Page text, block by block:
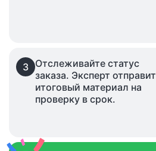
3 Отслеживайте статус
заказа. Эксперт отправит
итоговый материал на
проверку в срок.